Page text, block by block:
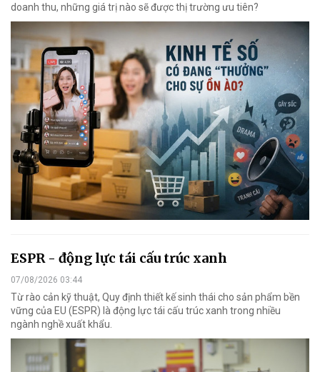
doanh thu, những giá trị nào sẽ được thị trường ưu tiên?
ESPR - động lực tái cấu trúc xanh
07/08/2026 03:44
Từ rào cản kỹ thuật, Quy định thiết kế sinh thái cho sản phẩm bền
vững của EU (ESPR) là động lực tái cấu trúc xanh trong nhiều
ngành nghề xuất khẩu.